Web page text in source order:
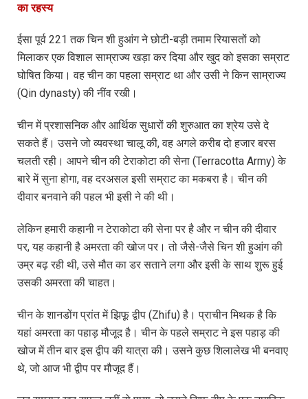
का रहस्य
ईसा पूर्व 221 तक चिन शी हुआंग ने छोटी-बड़ी तमाम रियासतों को
मिलाकर एक विशाल साम्राज्य खड़ा कर दिया और खुद को इसका सम्राट
घोषित किया। वह चीन का पहला सम्राट था और उसी ने किन साम्राज्य
(Qin dynasty) की नींव रखी।
चीन में प्रशासनिक और आर्थिक सुधारों की शुरुआत का श्रेय उसे दे
सकते हैं। उसने जो व्यवस्था चालू की, वह अगले करीब दो हजार बरस
चलती रही। आपने चीन की टेराकोटा की सेना (Terracotta Army) के
बारे में सुना होगा, वह दरअसल इसी सम्राट का मकबरा है। चीन की
दीवार बनवाने की पहल भी इसी ने की थी।
लेकिन हमारी कहानी न टेराकोटा की सेना पर है और न चीन की दीवार
पर, यह कहानी है अमरता की खोज पर। तो जैसे-जैसे चिन शी हुआंग की
उम्र बढ़ रही थी, उसे मौत का डर सताने लगा और इसी के साथ शुरू हुई
उसकी अमरता की चाहत।
चीन के शानडोंग प्रांत में झिफू द्वीप (Zhifu) है। प्राचीन मिथक है कि
यहां अमरता का पहाड़ मौजूद है। चीन के पहले सम्राट ने इस पहाड़ की
खोज में तीन बार इस द्वीप की यात्रा की। उसने कुछ शिलालेख भी बनवाए
थे, जो आज भी द्वीप पर मौजूद हैं।